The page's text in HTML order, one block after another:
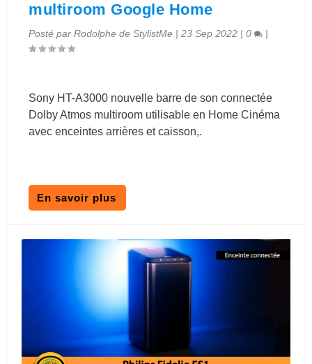
multiroom Google Home
Posté parRodolphe de StylistMe |23 Sep 2022 |0 |
Sony HT-A3000 nouvelle barre de son connectée
Dolby Atmos multiroom utilisable en Home Cinéma
avec enceintes arrières et caisson,.
En savoir plus